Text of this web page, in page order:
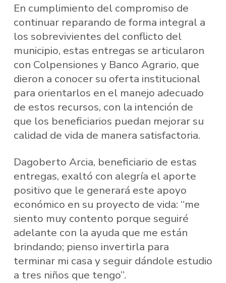
En cumplimiento del compromiso de
continuar reparando de forma integral a
los sobrevivientes del conflicto del
municipio, estas entregas se articularon
con Colpensiones y Banco Agrario, que
dieron a conocer su oferta institucional
para orientarlos en el manejo adecuado
de estos recursos, con la intención de
que los beneficiarios puedan mejorar su
calidad de vida de manera satisfactoria.
Dagoberto Arcia, beneficiario de estas
entregas, exaltó con alegría el aporte
positivo que le generará este apoyo
económico en su proyecto de vida: “me
siento muy contento porque seguiré
adelante con la ayuda que me están
brindando; pienso invertirla para
terminar mi casa y seguir dándole estudio
a tres niños que tengo”.